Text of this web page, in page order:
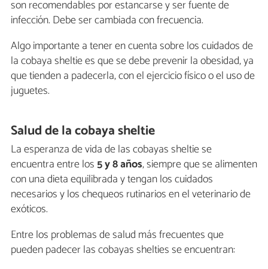
son recomendables por estancarse y ser fuente de
infección. Debe ser cambiada con frecuencia.
Algo importante a tener en cuenta sobre los cuidados de
la cobaya sheltie es que se debe prevenir la obesidad, ya
que tienden a padecerla, con el ejercicio físico o el uso de
juguetes.
Salud de la cobaya sheltie
La esperanza de vida de las cobayas sheltie se
encuentra entre los5 y 8 años, siempre que se alimenten
con una dieta equilibrada y tengan los cuidados
necesarios y los chequeos rutinarios en el veterinario de
exóticos.
Entre los problemas de salud más frecuentes que
pueden padecer las cobayas shelties se encuentran: